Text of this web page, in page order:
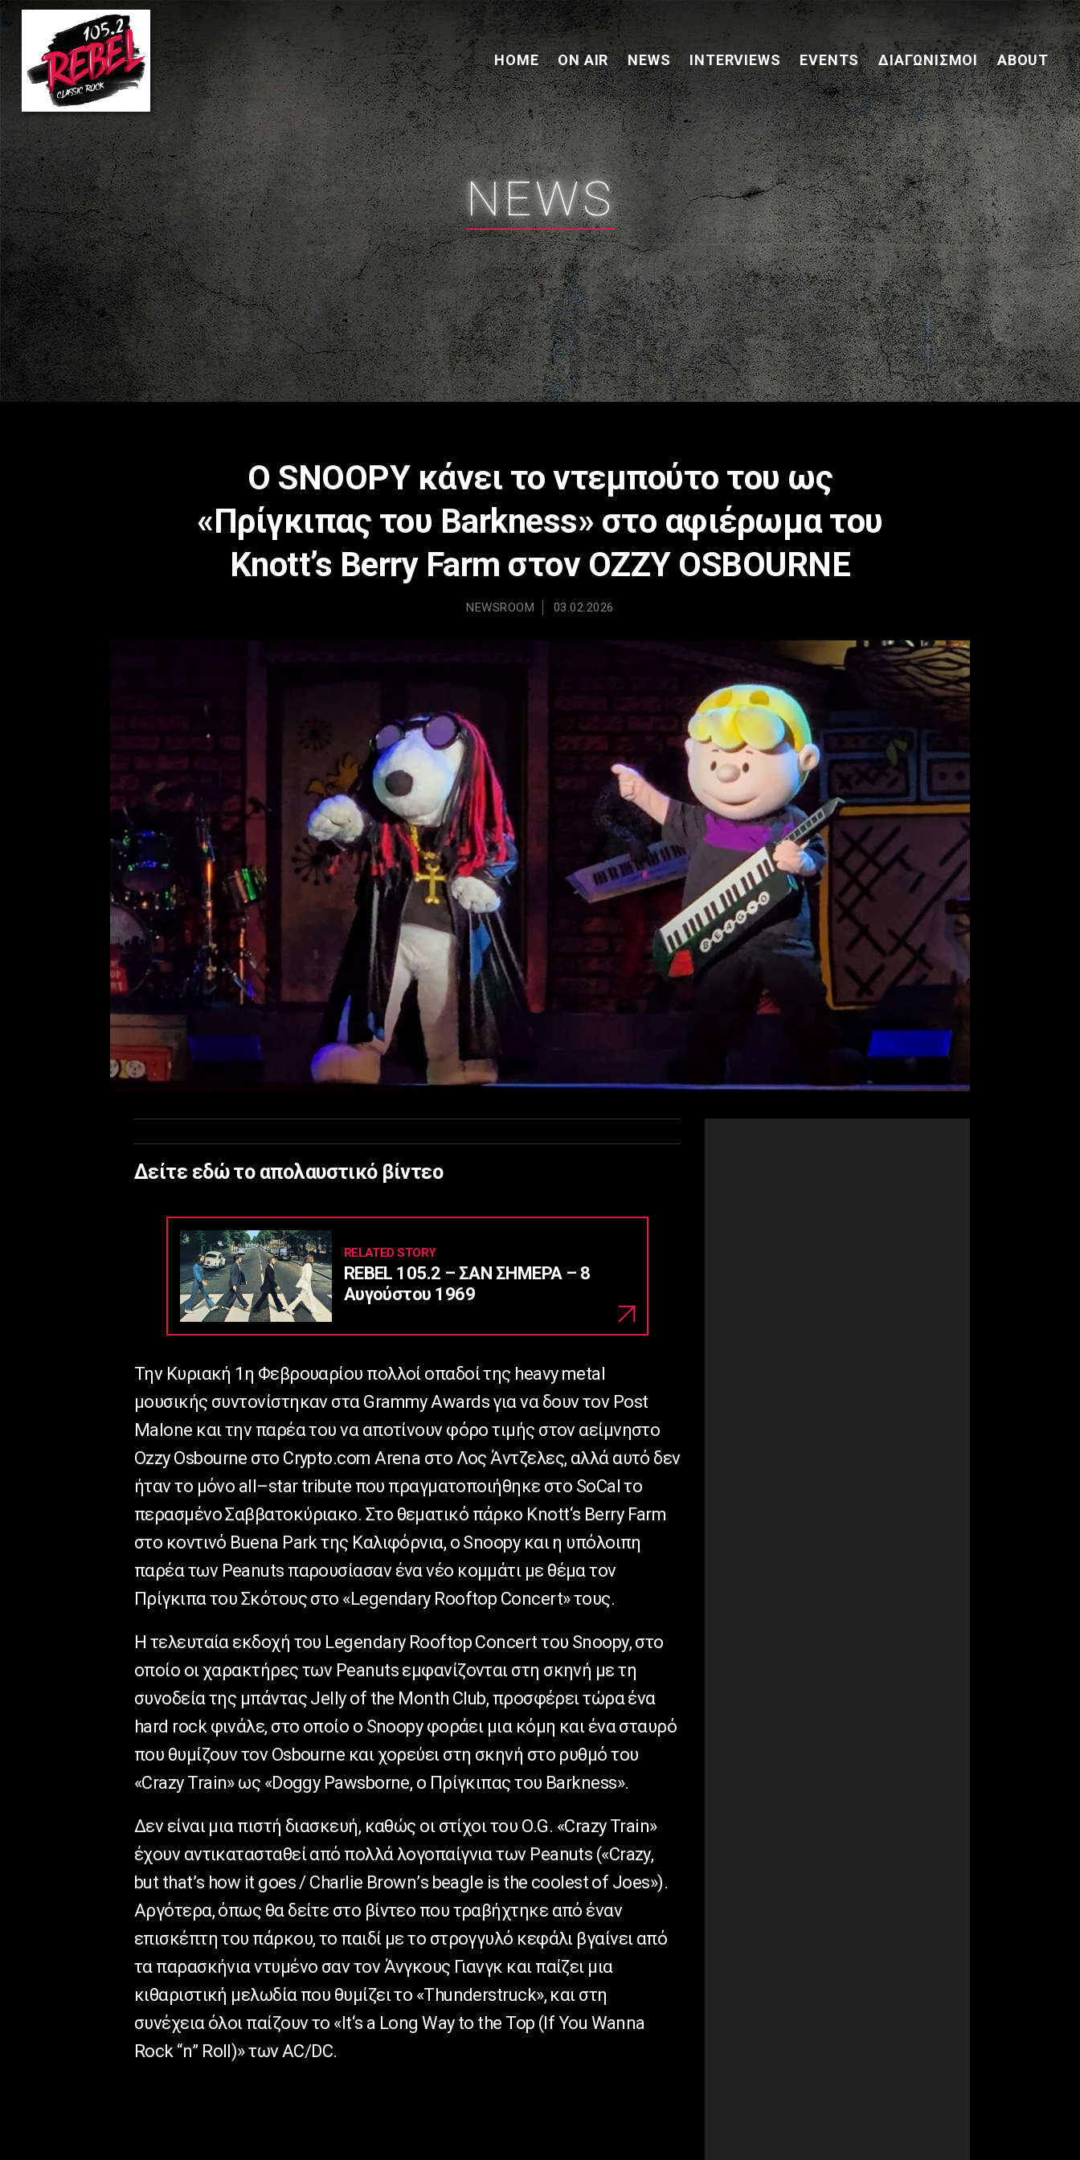
HOME ON AIR NEWS INTERVIEWS EVENTS ΔΙΑΓΩΝΙΣΜΟΊ ABOUT
NEWS
Ο SNOOPY κάνει το ντεμπούτο του ως
«Πρίγκιπας του Barkness» στο αφιέρωμα του
Knott’s Berry Farm στον OZZY OSBOURNE
NEWSROOM 03.02.2026
Δείτε εδώ το απολαυστικό βίντεο
RELATED STORY
REBEL 105.2 – ΣΑΝ ΣΗΜΕΡΑ – 8
Αυγούστου 1969
Την Κυριακή 1η Φεβρουαρίου πολλοί οπαδοί της heavy metal
μουσικής συντονίστηκαν στα Grammy Awards για να δουν τον Post
Malone και την παρέα του να αποτίνουν φόρο τιμής στον αείμνηστο
Ozzy Osbourne στο Crypto.com Arena στο Λος Άντζελες, αλλά αυτό δεν
ήταν το μόνο all–star tribute που πραγματοποιήθηκε στο SoCal το
περασμένο Σαββατοκύριακο. Στο θεματικό πάρκο Knott‘s Berry Farm
στο κοντινό Buena Park της Καλιφόρνια, ο Snoopyκαι η υπόλοιπη
παρέα των Peanuts παρουσίασαν ένα νέο κομμάτι με θέμα τον
Πρίγκιπα του Σκότους στο «Legendary Rooftop Concert» τους.
Η τελευταία εκδοχή του Legendary Rooftop Concert του Snoopy, στο
οποίο οι χαρακτήρες των Peanutsεμφανίζονται στη σκηνή με τη
συνοδεία της μπάντας Jelly of the Month Club, προσφέρει τώρα ένα
hard rock φινάλε, στο οποίο ο Snoopyφοράει μια κόμη και ένα σταυρό
που θυμίζουν τον Osbourne και χορεύει στη σκηνή στο ρυθμό του
«Crazy Train» ως «Doggy Pawsborne, ο Πρίγκιπας του Barkness».
Δεν είναι μια πιστή διασκευή, καθώς οι στίχοι του O.G. «Crazy Train»
έχουν αντικατασταθεί από πολλά λογοπαίγνια των Peanuts («Crazy,
but that’s how it goes/ Charlie Brown’s beagle is the coolest of Joes»).
Αργότερα, όπως θα δείτε στο βίντεο που τραβήχτηκε από έναν
επισκέπτη του πάρκου, το παιδί με το στρογγυλό κεφάλι βγαίνει από
τα παρασκήνια ντυμένο σαν τον Άνγκους Γιανγκ και παίζει μια
κιθαριστική μελωδία που θυμίζει το «Thunderstruck», και στη
συνέχεια όλοι παίζουν το «It‘s a Long Way to the Top (If You Wanna
Rock “n” Roll)» των AC/DC.